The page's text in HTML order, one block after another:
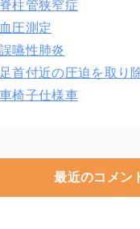
脊柱管狭窄症
血圧測定
誤嚥性肺炎
足首付近の圧迫を取り
車椅子仕様車
最近のコメン